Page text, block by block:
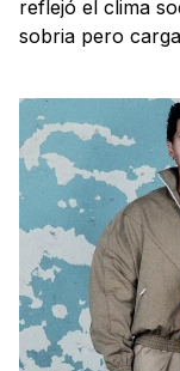
reflejó el clima
sobria pero